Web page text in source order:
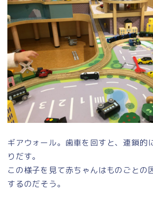
ギアウォール。歯車を回すと、連鎖的
りだす。
この様子を見て赤ちゃんはものごとの
するのだそう。